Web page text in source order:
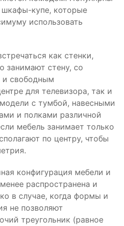
купе, которые
использовать
как стенки,
занимают стену, со
свободным
для телевизора, так и
с тумбой, навесными
и полками различной
мебель занимает только
по центру, чтобы
конфигурация мебели и
распространена и
в случае, когда формы и
не позволяют
треугольник (равное